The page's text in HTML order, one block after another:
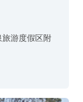
游度假区附